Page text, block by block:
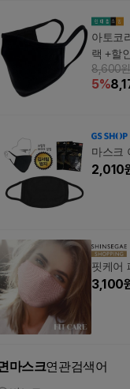
아토코
랙 +할
8,600원
5%
마스크
2,010
핏케어
3,100
마스크연관검색어